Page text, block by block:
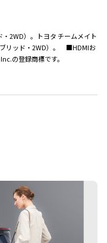
）。トヨタ チームメイト
ブリッド・2WD）。 ■HDMIお
の登録商標です。